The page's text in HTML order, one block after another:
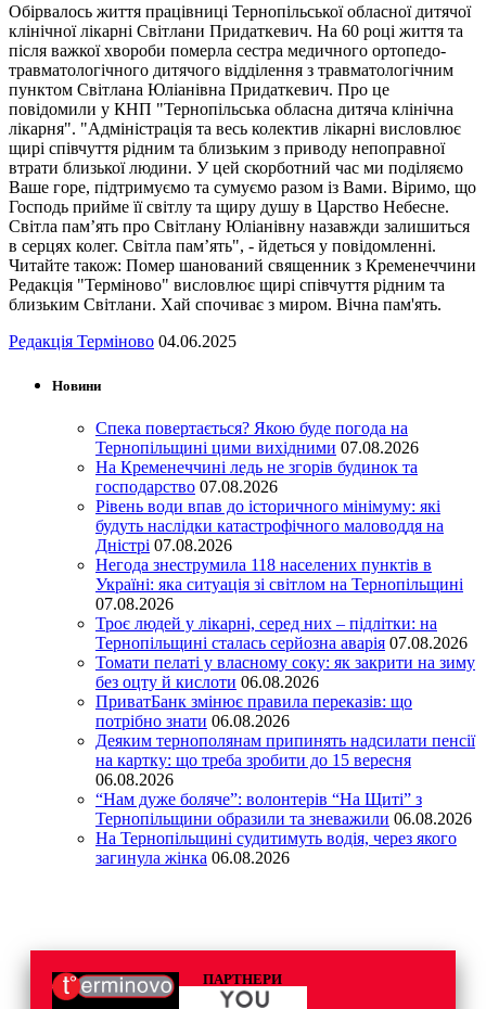
Обірвалось життя працівниці Тернопільської обласної дитячої
клінічної лікарні Світлани Придаткевич. На 60 році життя та
після важкої хвороби померла сестра медичного ортопедо-
травматологічного дитячого відділення з травматологічним
пунктом Світлана Юліанівна Придаткевич. Про це
повідомили у КНП "Тернопільська обласна дитяча клінічна
лікарня". "Адміністрація та весь колектив лікарні висловлює
щирі співчуття рідним та близьким з приводу непоправної
втрати близької людини. У цей скорботний час ми поділяємо
Ваше горе, підтримуємо та сумуємо разом із Вами. Віримо, що
Господь прийме її світлу та щиру душу в Царство Небесне.
Світла пам’ять про Світлану Юліанівну назавжди залишиться
в серцях колег. Світла пам’ять", - йдеться у повідомленні.
Читайте також: Помер шанований священник з Кременеччини
Редакція "Терміново" висловлює щирі співчуття рідним та
близьким Світлани. Хай спочиває з миром. Вічна пам'ять.
Редакція Терміново 04.06.2025
Новини
Спека повертається? Якою буде погода на
Тернопільщині цими вихідними 07.08.2026
На Кременеччині ледь не згорів будинок та
господарство 07.08.2026
Рівень води впав до історичного мінімуму: які
будуть наслідки катастрофічного маловоддя на
Дністрі 07.08.2026
Негода знеструмила 118 населених пунктів в
Україні: яка ситуація зі світлом на Тернопільщині
07.08.2026
Троє людей у лікарні, серед них – підлітки: на
Тернопільщині сталась серйозна аварія 07.08.2026
Томати пелаті у власному соку: як закрити на зиму
без оцту й кислоти 06.08.2026
ПриватБанк змінює правила переказів: що
потрібно знати 06.08.2026
Деяким тернополянам припинять надсилати пенсії
на картку: що треба зробити до 15 вересня
06.08.2026
“Нам дуже боляче”: волонтерів “На Щиті” з
Тернопільщини образили та зневажили 06.08.2026
На Тернопільщині судитимуть водія, через якого
загинула жінка 06.08.2026
ПАРТНЕРИ